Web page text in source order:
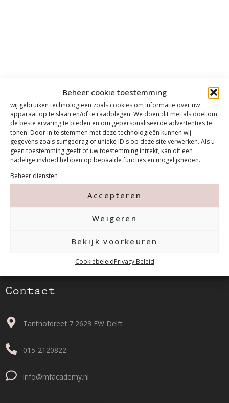
Beheer cookie toestemming
wij gebruiken technologieën zoals cookies om informatie over uw
apparaat op te slaan en/of te raadplegen. We doen dit met als doel om
de beste ervaring te bieden en om gepersonaliseerde advertenties te
tonen. Door in te stemmen met deze technologieën kunnen wij
gegevens zoals surfgedrag of unieke ID's op deze site verwerken. Als u
geen toestemming geeft of uw toestemming intrekt, kan dit een
nadelige invloed hebben op bepaalde functies en mogelijkheden.
Beheer diensten
Accepteren
Weigeren
Bekijk voorkeuren
CookiebeleidPrivacy Beleid
Contact
Tanthofdreef 7 2623 EW Delft
015-2120822
info@mfacademy.nl